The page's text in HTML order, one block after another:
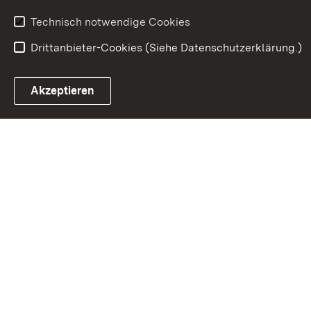
Technisch notwendige Cookies
Drittanbieter-Cookies (Siehe Datenschutzerklärung.)
Akzeptieren